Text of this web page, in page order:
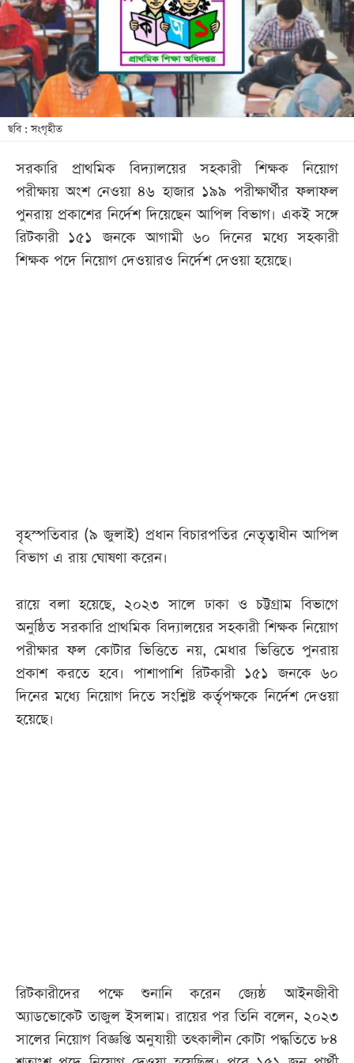
খেলা
বিনোদন
লাইফ
স্টাইল
শিক্ষা
সব
বিভাগ
ছবি
ছবি : সংগৃহীত
সরকারি প্রাথমিক বিদ্যালয়ের সহকারী শিক্ষক নিয়োগ
পরীক্ষায় অংশ নেওয়া ৪৬ হাজার ১৯৯ পরীক্ষার্থীর ফলাফল
পুনরায় প্রকাশের নির্দেশ দিয়েছেন আপিল বিভাগ। একই সঙ্গে
রিটকারী ১৫১ জনকে আগামী ৬০ দিনের মধ্যে সহকারী
শিক্ষক পদে নিয়োগ দেওয়ারও নির্দেশ দেওয়া হয়েছে।
বৃহস্পতিবার (৯ জুলাই) প্রধান বিচারপতির নেতৃত্বাধীন আপিল
বিভাগ এ রায় ঘোষণা করেন।
রায়ে বলা হয়েছে, ২০২৩ সালে ঢাকা ও চট্টগ্রাম বিভাগে
অনুষ্ঠিত সরকারি প্রাথমিক বিদ্যালয়ের সহকারী শিক্ষক নিয়োগ
পরীক্ষার ফল কোটার ভিত্তিতে নয়, মেধার ভিত্তিতে পুনরায়
প্রকাশ করতে হবে। পাশাপাশি রিটকারী ১৫১ জনকে ৬০
দিনের মধ্যে নিয়োগ দিতে সংশ্লিষ্ট কর্তৃপক্ষকে নির্দেশ দেওয়া
হয়েছে।
রিটকারীদের পক্ষে শুনানি করেন জ্যেষ্ঠ আইনজীবী
অ্যাডভোকেট তাজুল ইসলাম। রায়ের পর তিনি বলেন, ২০২৩
সালের নিয়োগ বিজ্ঞপ্তি অনুযায়ী তৎকালীন কোটা পদ্ধতিতে ৮৪